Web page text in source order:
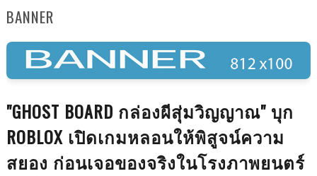
BANNER
"GHOST BOARD กล่องผีสุ่มวิญญาณ" บุก
ROBLOX เปิดเกมหลอนให้พิสูจน์ความ
สยอง ก่อนเจอของจริงในโรงภาพยนตร์